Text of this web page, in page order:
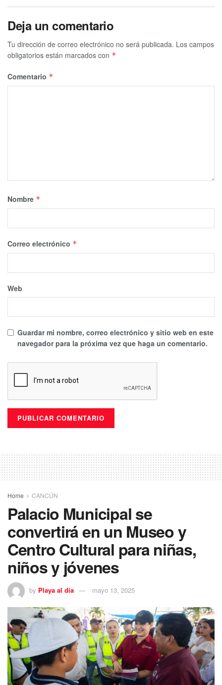
Deja un comentario
Tu dirección de correo electrónico no será publicada. Los campos
obligatorios están marcados con *
Comentario *
Nombre *
Correo electrónico *
Web
Guardar mi nombre, correo electrónico y sitio web en este
navegador para la próxima vez que haga un comentario.
Home CANCÚN
Palacio Municipal se
convertirá en un Museo y
Centro Cultural para niñas,
niños y jóvenes
by Playa al dia mayo 13, 2025